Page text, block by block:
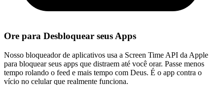
Ore para Desbloquear seus Apps
Nosso bloqueador de aplicativos usa a Screen Time API da Apple
para bloquear seus apps que distraem até você orar. Passe menos
tempo rolando o feed e mais tempo com Deus. É o app contra o
vício no celular que realmente funciona.